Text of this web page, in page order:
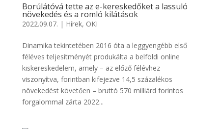
Borúlátóvá tette az e-kereskedőket a lassuló
növekedés és a romló kilátások
2022.09.07. | Hírek, OKI
Dinamika tekintetében 2016 óta a leggyengébb első
féléves teljesítményét produkálta a belföldi online
kiskereskedelem, amely – az előző félévhez
viszonyítva, forintban kifejezve 14,5 százalékos
növekedést követően – bruttó 570 milliárd forintos
forgalommal zárta 2022...